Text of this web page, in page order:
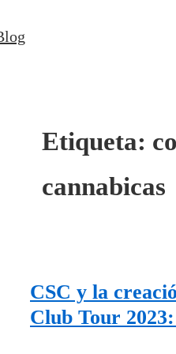
Saltar
Etiqueta:
cannabicas
CSC y la
Club Tour